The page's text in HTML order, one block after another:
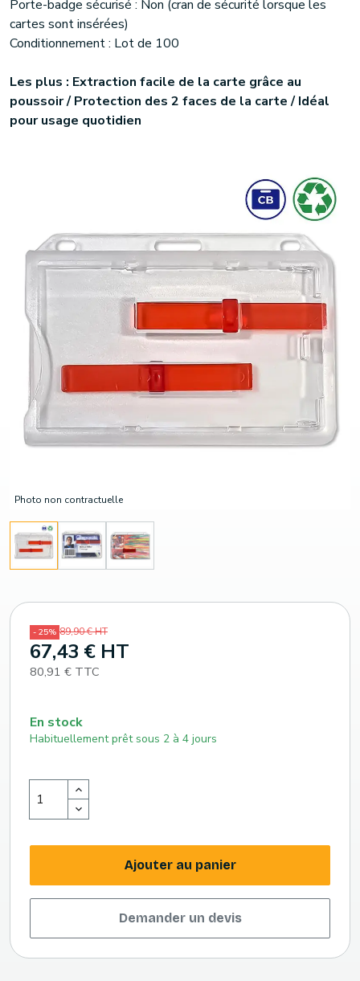
Photo non contractuelle
Porte-badge sécurisé : Non (cran de sécurité lorsque les
cartes sont insérées)
Conditionnement : Lot de 100
Les plus : Extraction facile de la carte grâce au
poussoir / Protection des 2 faces de la carte / Idéal
pour usage quotidien
- 25% 89,90 € HT
67,43 € HT
80,91 € TTC
En stock
Habituellement prêt sous 2 à 4 jours
Ajouter au panier
Demander un devis